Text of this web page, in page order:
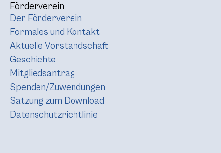
Förderverein
Der Förderverein
Formales und Kontakt
Aktuelle Vorstandschaft
Geschichte
Mitgliedsantrag
Spenden/Zuwendungen
Satzung zum Download
Datenschutzrichtlinie